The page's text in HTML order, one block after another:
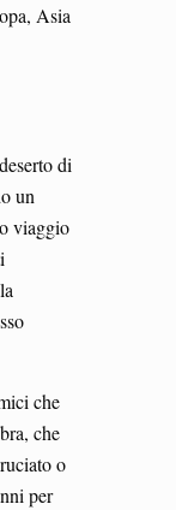
Asia
di
un
viaggio
che
che
o
per